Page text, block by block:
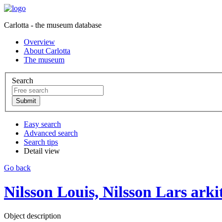
Carlotta - the museum database
Overview
About Carlotta
The museum
Search
Easy search
Advanced search
Search tips
Detail view
Go back
Nilsson Louis, Nilsson Lars
Object description